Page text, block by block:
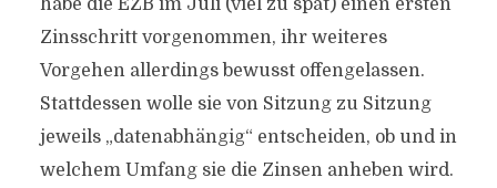
habe die EZB im Juli (viel zu spät) einen ersten
Zinsschritt vorgenommen, ihr weiteres
Vorgehen allerdings bewusst offengelassen.
Stattdessen wolle sie von Sitzung zu Sitzung
jeweils „datenabhängig“ entscheiden, ob und in
welchem Umfang sie die Zinsen anheben wird.